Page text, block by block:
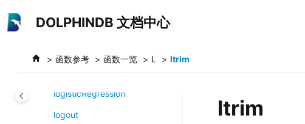
DOLPHINDB 文档中心
函数参考 函数一览 L ltrim
log2
login
logisticRegression
logout ltrim